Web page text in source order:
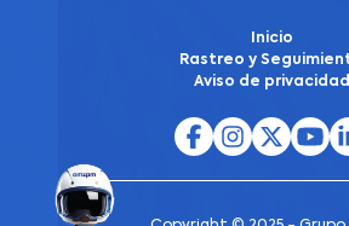
Inicio
Rastreo y
Aviso de privacidad